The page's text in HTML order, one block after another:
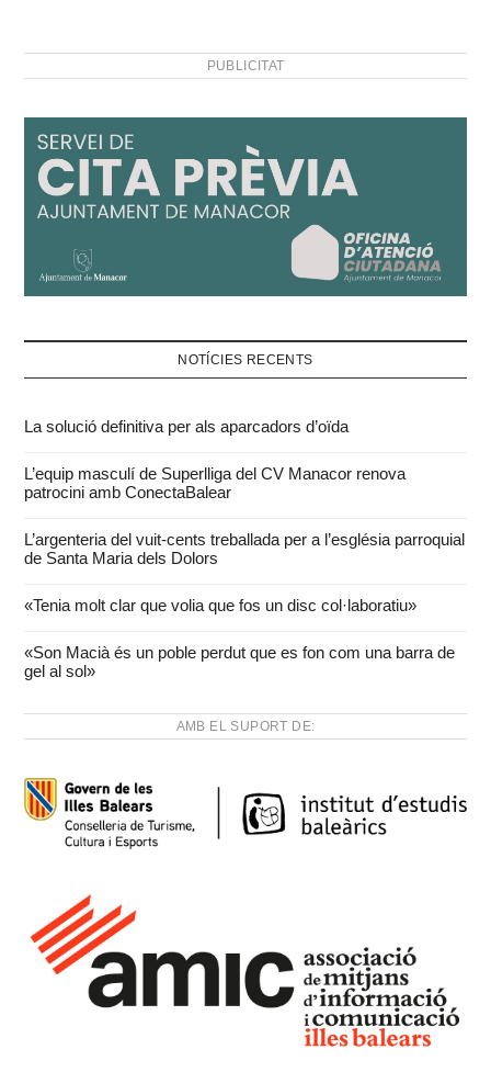
Alcover i el…
PUBLICITAT
NOTÍCIES RECENTS
La solució definitiva per als aparcadors d’oïda
L’equip masculí de Superlliga del CV Manacor renova
patrocini amb ConectaBalear
L’argenteria del vuit-cents treballada per a l’església parroquial
de Santa Maria dels Dolors
«Tenia molt clar que volia que fos un disc col·laboratiu»
«Son Macià és un poble perdut que es fon com una barra de
gel al sol»
AMB EL SUPORT DE: